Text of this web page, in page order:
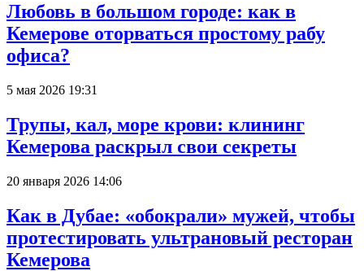
Любовь в большом городе: как в
Кемерове оторваться простому рабу
офиса?
5 мая 2026 19:31
Трупы, кал, море крови: клининг
Кемерова раскрыл свои секреты
20 января 2026 14:06
Как в Дубае: «обокрали» мужей, чтобы
протестировать ультрановый ресторан
Кемерова